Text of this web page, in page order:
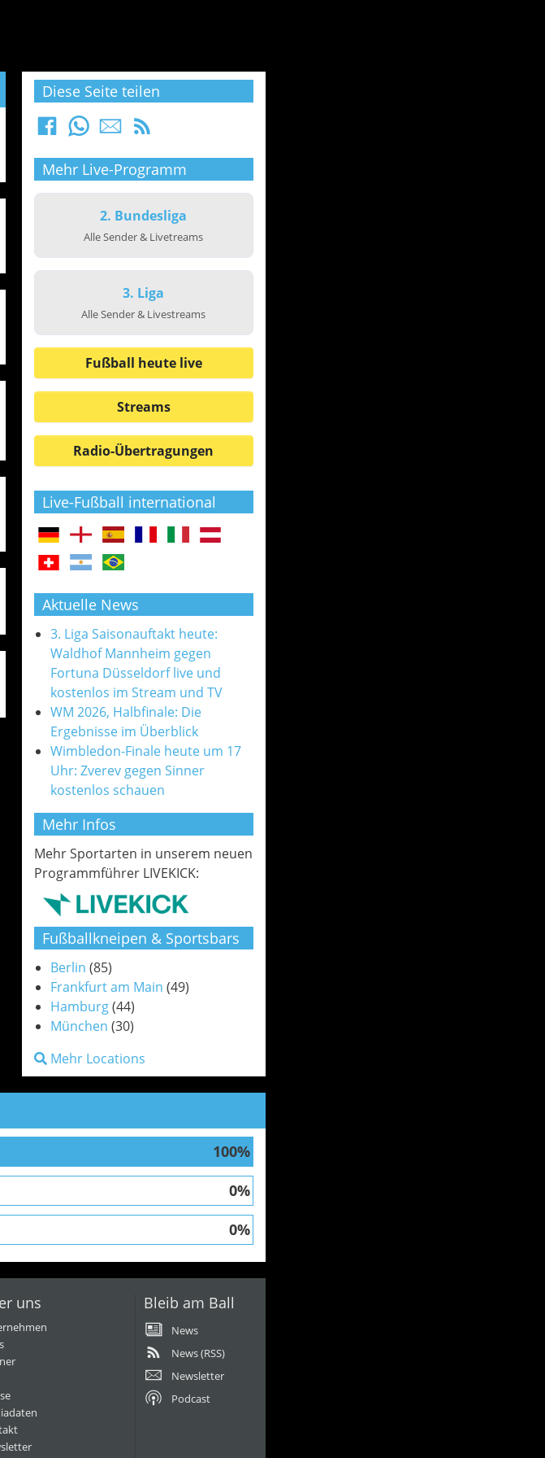
Diese Seite teilen
Mehr Live-Programm
2. Bundesliga
Alle Sender & Livetreams
3. Liga
Alle Sender & Livestreams
Fußball heute live
Streams
Radio-Übertragungen
Live-Fußball international
Aktuelle News
3. Liga Saisonauftakt heute:
Waldhof Mannheim gegen
Fortuna Düsseldorf live und
kostenlos im Stream und TV
WM 2026, Halbfinale: Die
Ergebnisse im Überblick
Wimbledon-Finale heute um 17
Uhr: Zverev gegen Sinner
kostenlos schauen
Mehr Infos
Mehr Sportarten in unserem neuen
Programmführer LIVEKICK:
Fußballkneipen & Sportsbars
Berlin (85)
Frankfurt am Main (49)
Hamburg(44)
München (30)
Mehr Locations
100%
0%
0%
uns Bleib am Ball
News
News (RSS)
Newsletter
Podcast